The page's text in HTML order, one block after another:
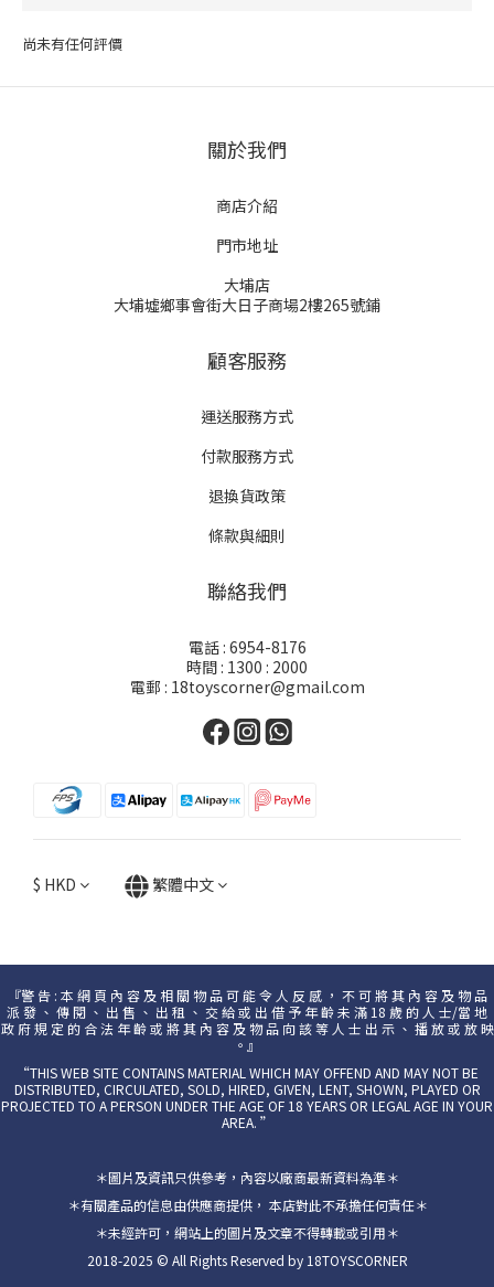
尚未有任何評價
關於我們
商店介紹
門市地址
大埔店
大埔墟鄉事會街大日子商場2樓265號鋪
顧客服務
運送服務方式
付款服務方式
退換貨政策
條款與細則
聯絡我們
電話 : 6954-8176
時間 : 1300 : 2000
電郵 : 18toyscorner@gmail.com
$ HKD 繁體中文
『警 告 : 本 網 頁 內 容 及 相 關 物 品 可 能 令 人 反 感 ， 不 可 將 其 內 容 及 物 品
派 發 、 傳 閱 、 出 售 、 出 租 、 交 給 或 出 借 予 年 齡 未 滿 18 歲 的 人 士/當 地
政 府 規 定 的 合 法 年 齡 或 將 其 內 容 及 物 品 向 該 等 人 士 出 示 、 播 放 或 放 映
。』
“THIS WEB SITE CONTAINS MATERIAL WHICH MAY OFFEND AND MAY NOT BE
DISTRIBUTED, CIRCULATED, SOLD, HIRED, GIVEN, LENT, SHOWN, PLAYED OR
PROJECTED TO A PERSON UNDER THE AGE OF 18 YEARS OR LEGAL AGE IN YOUR
AREA. ”
＊圖片及資訊只供參考，內容以廠商最新資料為準＊
＊有關產品的信息由供應商提供， 本店對此不承擔任何責任＊
＊未經許可，網站上的圖片及文章不得轉載或引用＊
2018-2025 © All Rights Reserved by 18TOYSCORNER